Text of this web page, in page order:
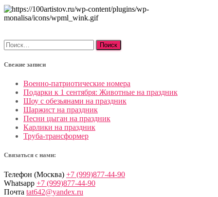
Найти:
Свежие записи
Военно-патриотические номера
Подарки к 1 сентября: Животные на праздник
Шоу с обезьянами на праздник
Шаржист на праздник
Песни цыган на праздник
Карлики на праздник
Труба-трансформер
Связаться с нами:
Телефон (Москва) +7 (999)877-44-90
Whatsapp +7 (999)877-44-90
Почта tat642@yandex.ru